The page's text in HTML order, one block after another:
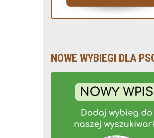
NOWE WYBIEGI DLA